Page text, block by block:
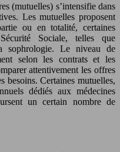
(mutuelles) s’intensifie dans
Les mutuelles proposent
ou en totalité, certaines
Sociale, telles que
sophrologie. Le niveau de
selon les contrats et les
attentivement les offres
besoins. Certaines mutuelles,
dédiés aux médecines
un certain nombre de